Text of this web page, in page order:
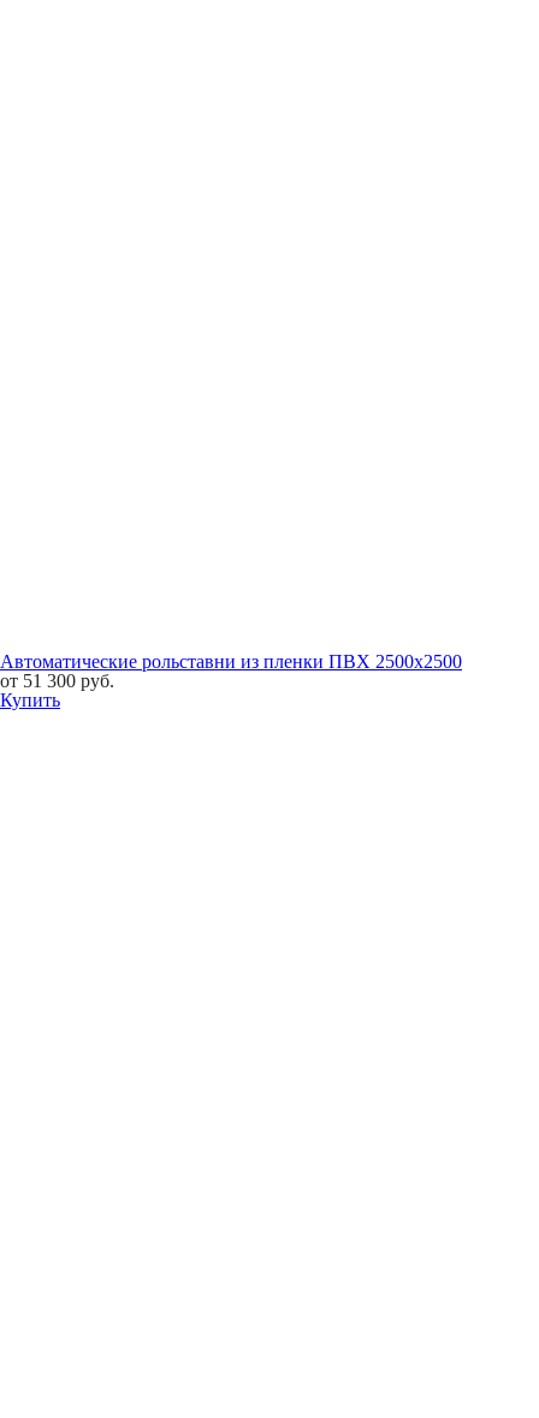
Автоматические рольставни из пленки ПВХ 2500х2500
от 51 300 руб.
Купить